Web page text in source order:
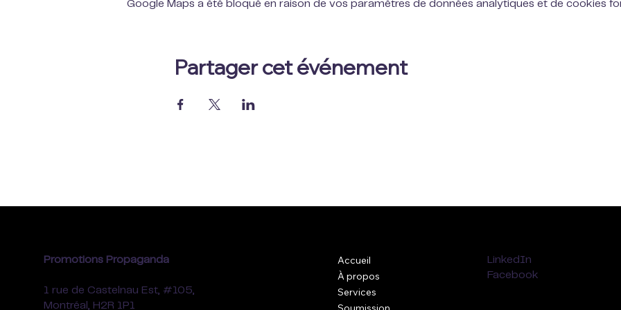
Google Maps a été bloqué en raison de vos paramètres de données analytiques et de cookies
Partager cet événement
Promotions Propaganda
1 rue de Castelnau Est, #105,
Montréal, H2R 1P1
Accueil
À propos
Services
LinkedIn
Facebook